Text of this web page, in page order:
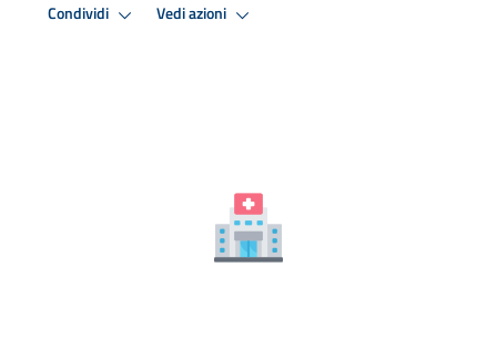
Condividi Vedi azioni